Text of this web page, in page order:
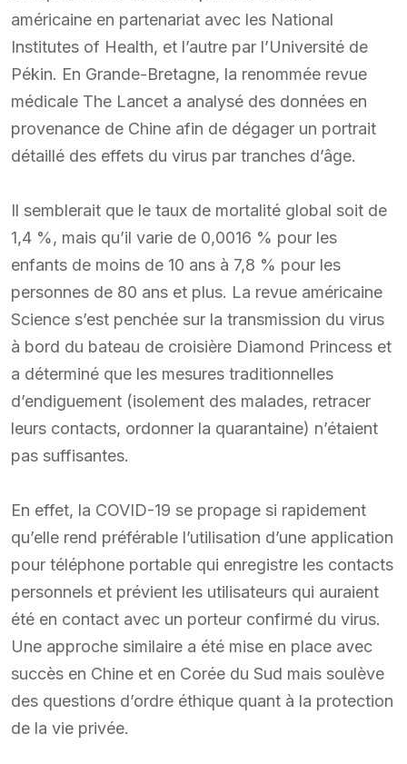
américaine en partenariat avec les National
Institutes of Health, et l’autre par l’Université de
Pékin. En Grande-Bretagne, la renommée revue
médicale The Lancet a analysé des données en
provenance de Chine afin de dégager un portrait
détaillé des effets du virus par tranches d’âge.
Il semblerait que le taux de mortalité global soit de
1,4 %, mais qu’il varie de 0,0016 % pour les
enfants de moins de 10 ans à 7,8 % pour les
personnes de 80 ans et plus. La revue américaine
Science s’est penchée sur la transmission du virus
à bord du bateau de croisière Diamond Princess et
a déterminé que les mesures traditionnelles
d’endiguement (isolement des malades, retracer
leurs contacts, ordonner la quarantaine) n’étaient
pas suffisantes.
En effet, la COVID-19 se propage si rapidement
qu’elle rend préférable l’utilisation d’une application
pour téléphone portable qui enregistre les contacts
personnels et prévient les utilisateurs qui auraient
été en contact avec un porteur confirmé du virus.
Une approche similaire a été mise en place avec
succès en Chine et en Corée du Sud mais soulève
des questions d’ordre éthique quant à la protection
de la vie privée.